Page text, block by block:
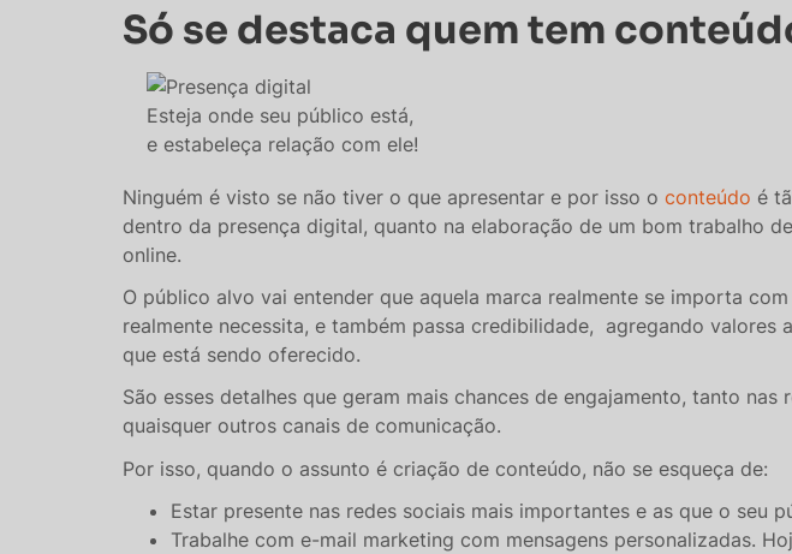
Só se destaca quem tem
Esteja onde seu público está,
e estabeleça relação com ele!
Ninguém é visto se não tiver o que apresentar e por isso o conteúdo é
dentro da presença digital, quanto na elaboração de um bom trabalho
online.
O público alvo vai entender que aquela marca realmente se importa
realmente necessita, e também passa credibilidade, agregando valores
que está sendo oferecido.
São esses detalhes que geram mais chances de engajamento, tanto nas
quaisquer outros canais de comunicação.
Por isso, quando o assunto é criação de conteúdo, não se esqueça de:
Estar presente nas redes sociais mais importantes e as que o seu
Trabalhe com e-mail marketing com mensagens personalizadas.